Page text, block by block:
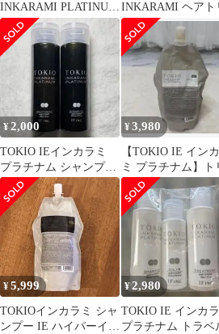
INKARAMI PLATINUM
3点セット
INKARAMI ヘアト
トメント 500g
¥2,000
TOKIO IEインカラミ
プラチナム シャンプー
トリートメント サロン
専売品
¥3,980
【TOKIO IE イン
ミ プラチナム】ト
トメント◆700g
¥5,999
TOKIOインカラミ シャ
ンプー IE ハイパーイン
¥2,980
TOKIO IE インカラ
プラチナム トラベ